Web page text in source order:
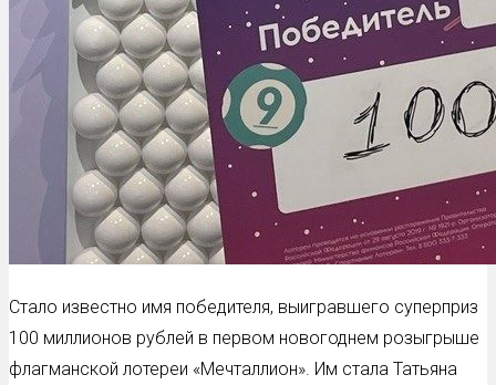
Стало известно имя победителя, выигравшего суперприз
100 миллионов рублей в первом новогоднем розыгрыше
флагманской лотереи «Мечталлион». Им стала Татьяна